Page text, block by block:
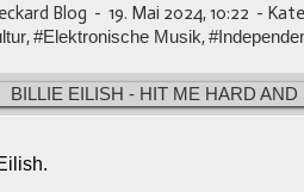
Blog - 19. Mai 2024, 10:22 -
,#Elektronische Musik,